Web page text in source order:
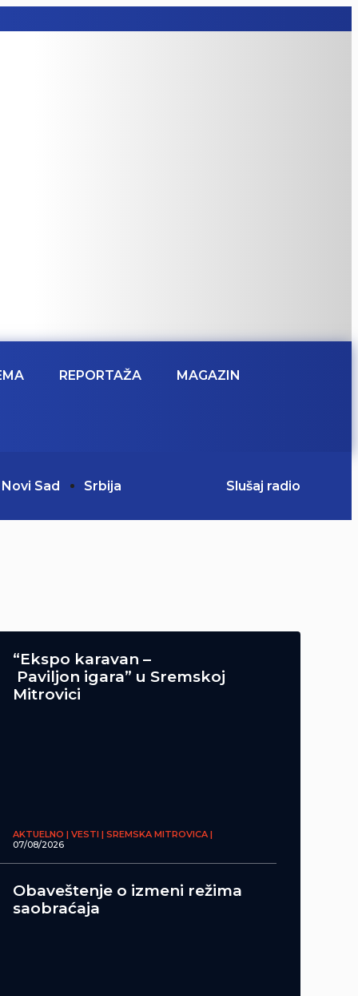
REPORTAŽA MAGAZIN
Novi Sad Srbija Slušaj radio
“Ekspo karavan –
Paviljon igara” u Sremskoj
Mitrovici
AKTUELNO | VESTI | SREMSKA MITROVICA |
07/08/2026
Obaveštenje o izmeni režima
saobraćaja